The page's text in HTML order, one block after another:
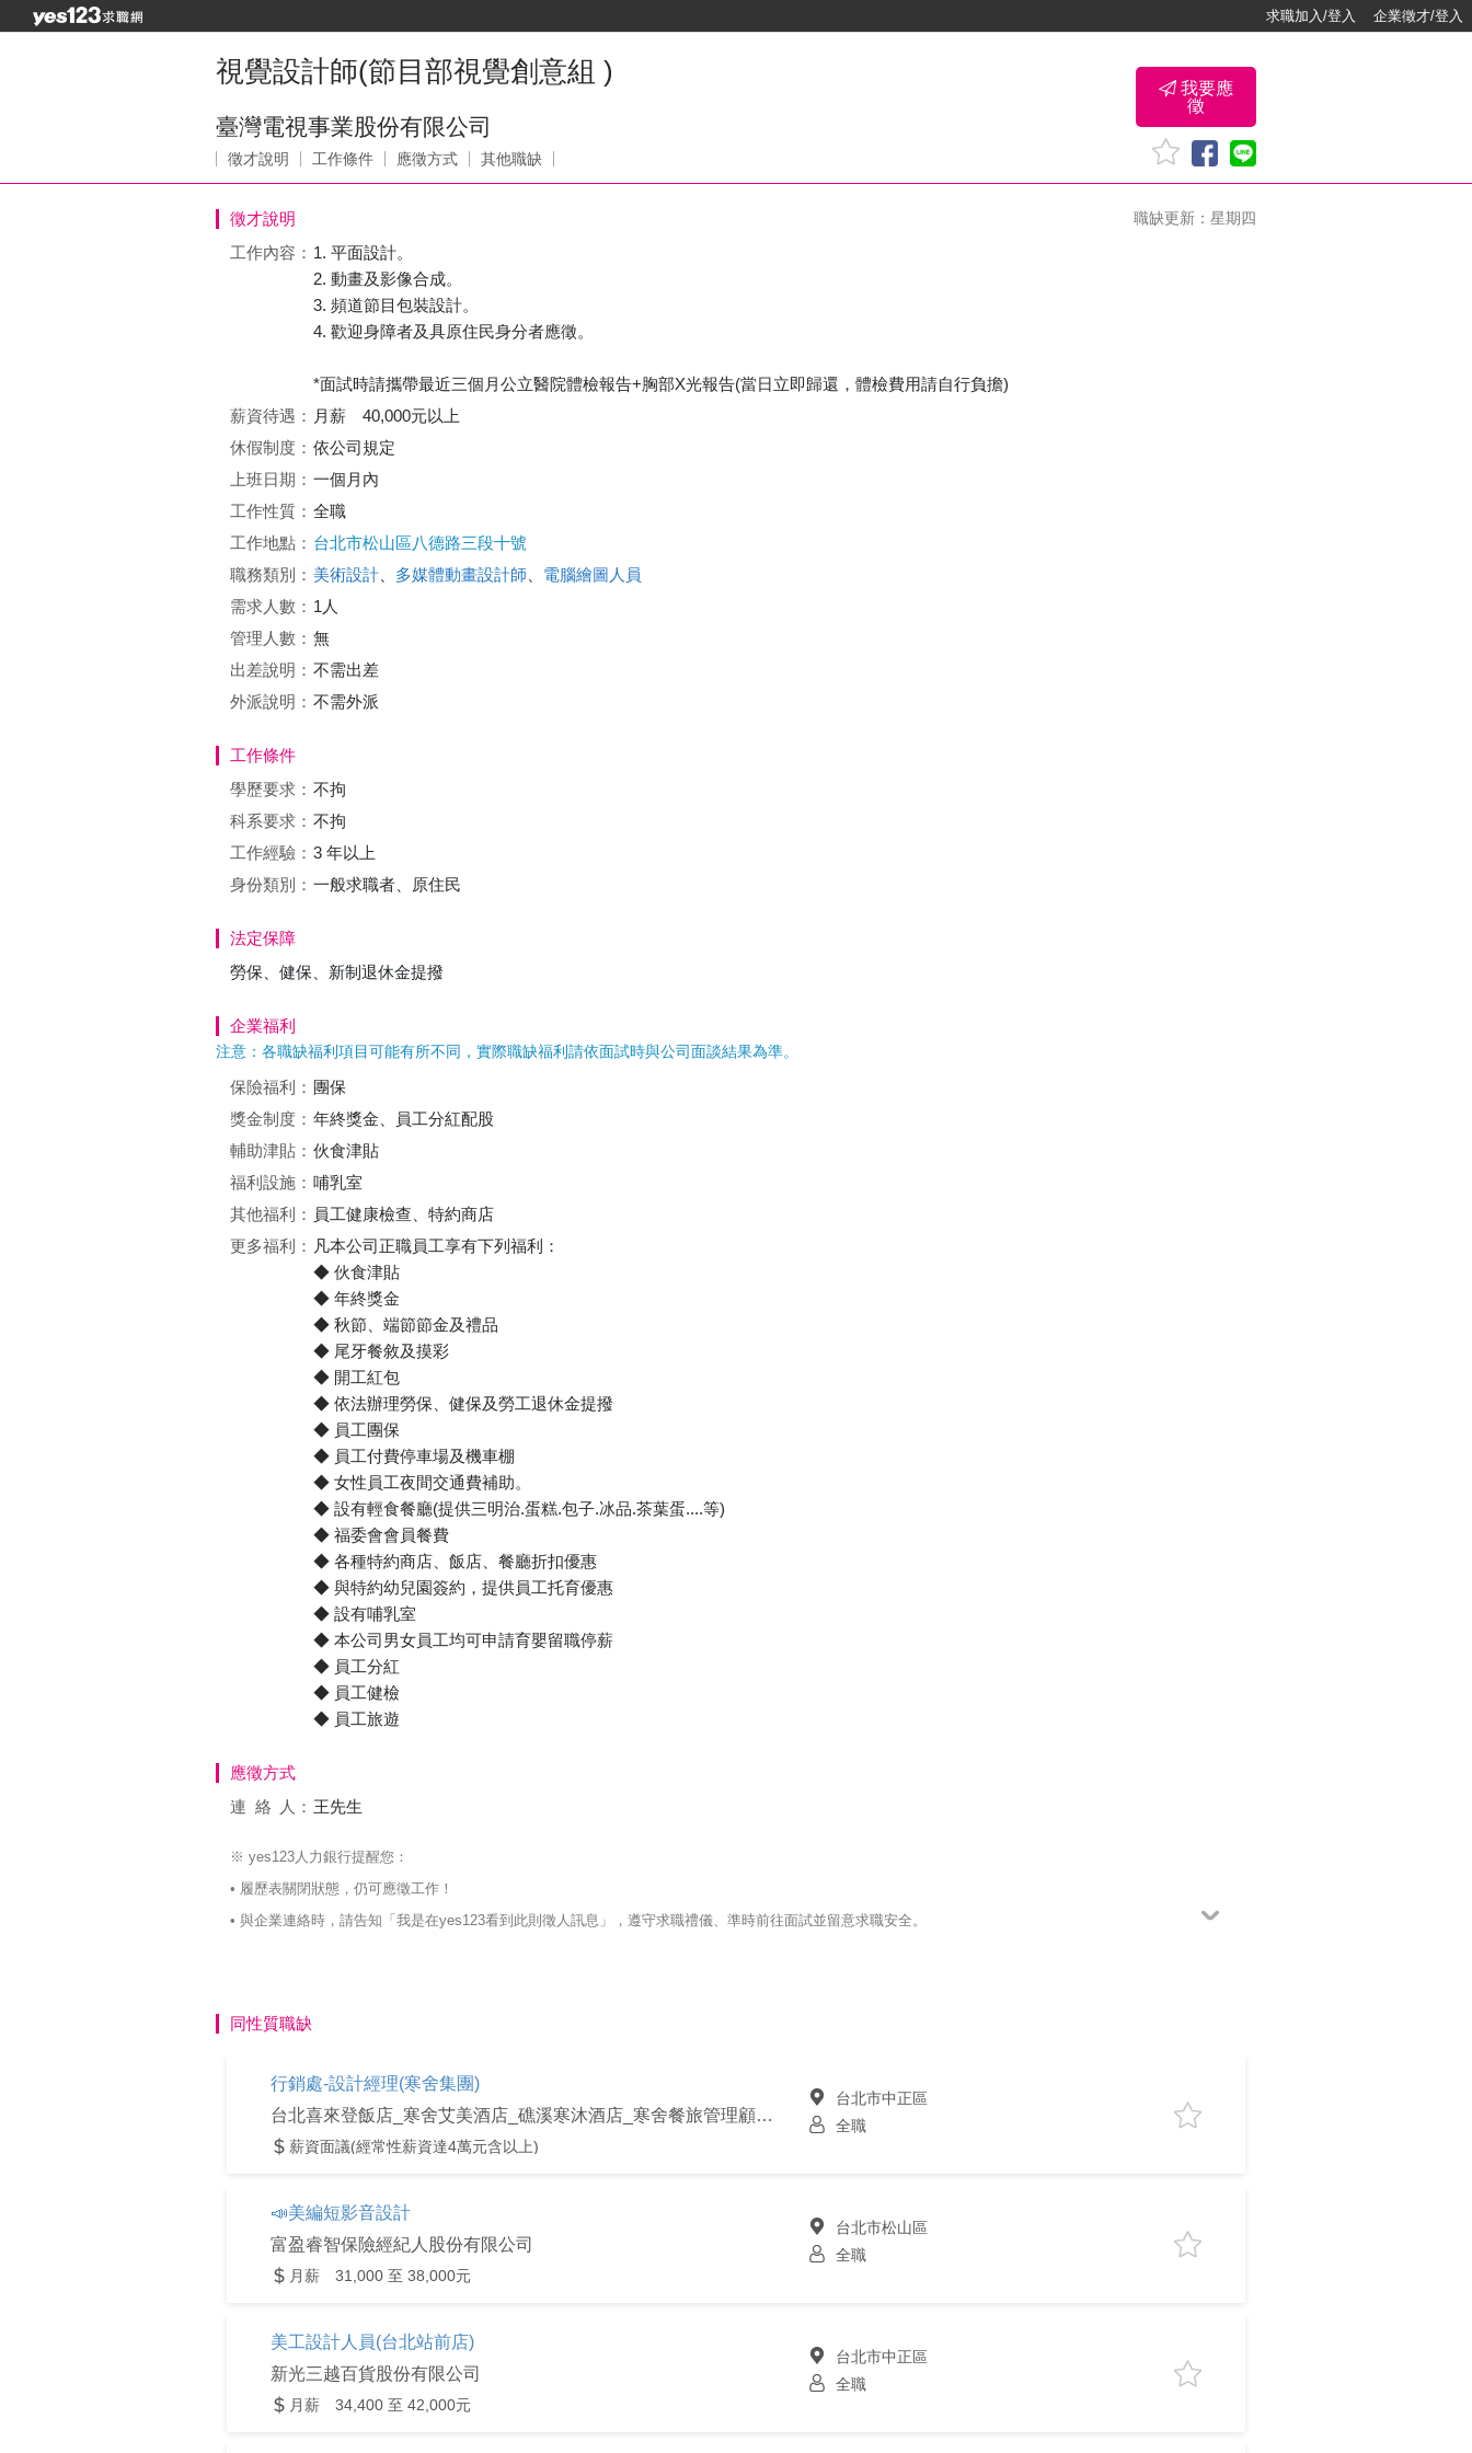
求職加入/登入 企業徵才/登入
視覺設計師(節目部視覺創意組 )
臺灣電視事業股份有限公司
徵才說明 工作條件 應徵方式 其他職缺
我要應
徵
徵才說明 職缺更新：星期四
工作內容： 1. 平面設計。
2. 動畫及影像合成。
3. 頻道節目包裝設計。
4. 歡迎身障者及具原住民身分者應徵。
*面試時請攜帶最近三個月公立醫院體檢報告+胸部X光報告(當日立即歸還，體檢費用請自行負擔)
薪資待遇： 月薪 40,000元以上
休假制度： 依公司規定
上班日期： 一個月內
工作性質： 全職
工作地點： 台北市松山區八德路三段十號
職務類別： 美術設計 多媒體動畫設計師
電腦繪圖人員
需求人數： 1人
管理人數： 無
出差說明： 不需出差
外派說明： 不需外派
工作條件
學歷要求： 不拘
科系要求： 不拘
工作經驗： 3 年以上
身份類別： 一般求職者、原住民
法定保障
勞保、健保、新制退休金提撥
企業福利
注意：各職缺福利項目可能有所不同，實際職缺福利請依面試時與公司面談結果為準。
保險福利： 團保
獎金制度： 年終獎金、員工分紅配股
輔助津貼： 伙食津貼
福利設施： 哺乳室
其他福利： 員工健康檢查、特約商店
更多福利： 凡本公司正職員工享有下列福利：
◆ 伙食津貼
◆ 年終獎金
◆ 秋節、端節節金及禮品
◆ 尾牙餐敘及摸彩
◆ 開工紅包
◆ 依法辦理勞保、健保及勞工退休金提撥
◆ 員工團保
◆ 員工付費停車場及機車棚
◆ 女性員工夜間交通費補助。
◆ 設有輕食餐廳(提供三明治.蛋糕.包子.冰品.茶葉蛋....等)
◆ 福委會會員餐費
◆ 各種特約商店、飯店、餐廳折扣優惠
◆ 與特約幼兒園簽約，提供員工托育優惠
◆ 設有哺乳室
◆ 本公司男女員工均可申請育嬰留職停薪
◆ 員工分紅
◆ 員工健檢
◆ 員工旅遊
應徵方式
連絡
人： 王先生
※ yes123人力銀行提醒您：
• 履歷表關閉狀態，仍可應徵工作！
• 與企業連絡時，請告知「我是在yes123看到此則徵人訊息」，遵守求職禮儀、準時前往面試並留意求職安全。
同性質職缺
行銷處-設計經理(寒舍集團)
台北喜來登飯店_寒舍艾美酒店_礁溪寒沐酒店_寒舍餐旅管理顧問股份有限公司
薪資面議(經常性薪資達4萬元含以上)
台北市中正區
全職
📣美編短影音設計
富盈睿智保險經紀人股份有限公司
月薪 31,000 至 38,000元
台北市松山區
全職
美工設計人員(台北站前店)
新光三越百貨股份有限公司
月薪 34,400 至 42,000元
台北市中正區
全職